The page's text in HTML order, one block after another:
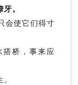
。
会使它们得寸
搭桥，事来应